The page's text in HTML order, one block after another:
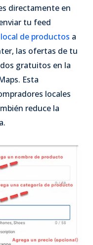
directamente en
tu feed
de productos a
las ofertas de tu
gratuitos en la
Esta
locales
reduce la